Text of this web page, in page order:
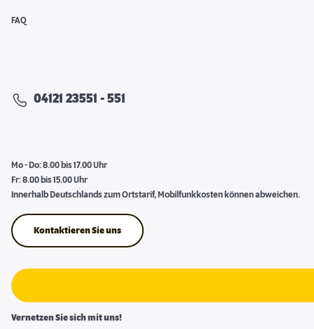
FAQ
04121 23551 - 551
Mo - Do: 8.00 bis 17.00 Uhr
Fr: 8.00 bis 15.00 Uhr
Innerhalb Deutschlands zum Ortstarif, Mobilfunkkosten können abweichen.
Kontaktieren Sie uns
Vernetzen Sie sich mit uns!